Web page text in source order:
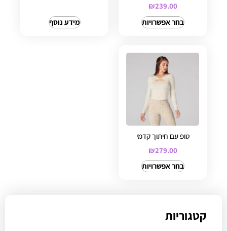
קטגוריות
₪239.00
בחר אפשרויות
מידע נוסף
טופ עם חיתוך קדמי
₪279.00
בחר אפשרויות